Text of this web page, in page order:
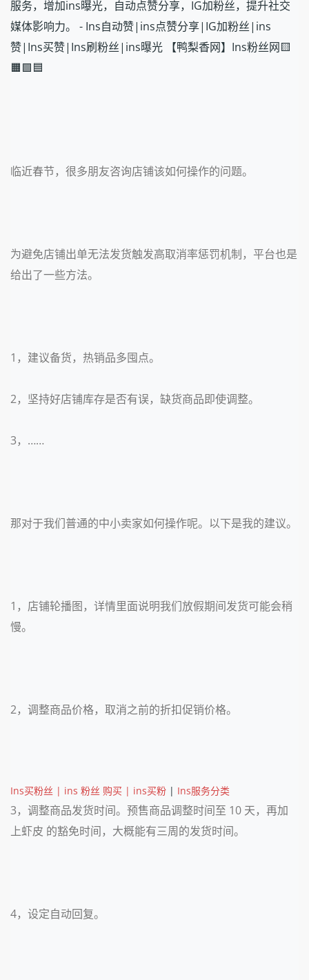
服务，增加ins曝光，自动点赞分享，IG加粉丝，提升社交
媒体影响力。 - Ins自动赞|ins点赞分享|IG加粉丝|ins
赞|Ins买赞|Ins刷粉丝|ins曝光 【鸭梨香网】Ins粉丝网🟨
🟧🟩🟦
临近春节，很多朋友咨询店铺该如何操作的问题。
为避免店铺出单无法发货触发高取消率惩罚机制，平台也是
给出了一些方法。
1，建议备货，热销品多囤点。
2，坚持好店铺库存是否有误，缺货商品即使调整。
3，……
那对于我们普通的中小卖家如何操作呢。以下是我的建议。
1，店铺轮播图，详情里面说明我们放假期间发货可能会稍
慢。
2，调整商品价格，取消之前的折扣促销价格。
Ins买粉丝 | ins 粉丝 购买 | ins买粉 | Ins服务分类
3，调整商品发货时间。预售商品调整时间至 10 天，再加
上虾皮 的豁免时间，大概能有三周的发货时间。
4，设定自动回复。